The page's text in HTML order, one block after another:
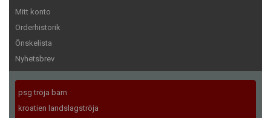
Mitt konto
Orderhistorik
Önskelista
Nyhetsbrev
psg tröja barn
kroatien landslagströja